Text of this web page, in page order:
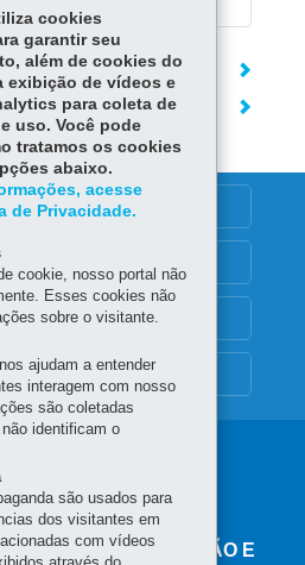
DE PROTEÇÃO E
cookies
garantir seu
além de cookies do
exibição de vídeos e
para coleta de
uso. Você pode
tratamos os cookies
abaixo.
acesse
de Privacidade.
cookie, nosso portal não
Esses cookies não
sobre o visitante.
ajudam a entender
interagem com nosso
são coletadas
identificam o
são usados para
dos visitantes em
com vídeos